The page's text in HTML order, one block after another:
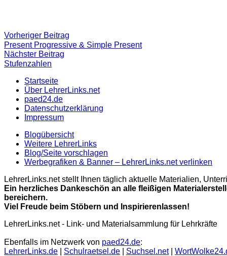
Beitragsnavigation
Vorheriger Beitrag
Beitrag:
Present Progressive & Simple Present
Nächster Beitrag
Stufenzahlen
Startseite
Über LehrerLinks.net
paed24.de
Datenschutzerklärung
Impressum
Blogübersicht
Weitere LehrerLinks
Blog/Seite vorschlagen
Werbegrafiken & Banner – LehrerLinks.net verlinken
LehrerLinks.net stellt Ihnen täglich aktuelle Materialien,
Ein herzliches Dankeschön an alle fleißigen
bereichern.
Viel Freude beim Stöbern und Inspirierenlassen!
LehrerLinks.net - Link- und Materialsammlung für Lehrkräfte
Ebenfalls im Netzwerk von paed24.de:
LehrerLinks.de
Schulraetsel.de Suchsel.net|